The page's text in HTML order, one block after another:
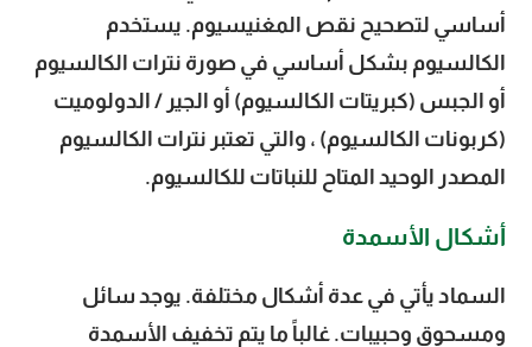
أساسي لتصحيح نقص المغنيسيوم. يستخدم
الكالسيوم بشكل أساسي في صورة نترات الكالسيوم
أو الجبس (كبريتات الكالسيوم) أو الجير / الدولوميت
(كربونات الكالسيوم) ، والتي تعتبر نترات الكالسيوم
المصدر الوحيد المتاح للنباتات للكالسيوم.
أشكال الأسمدة
السماد يأتي في عدة أشكال مختلفة. يوجد سائل
ومسحوق وحبيبات. غالباً ما يتم تخفيف الأسمدة